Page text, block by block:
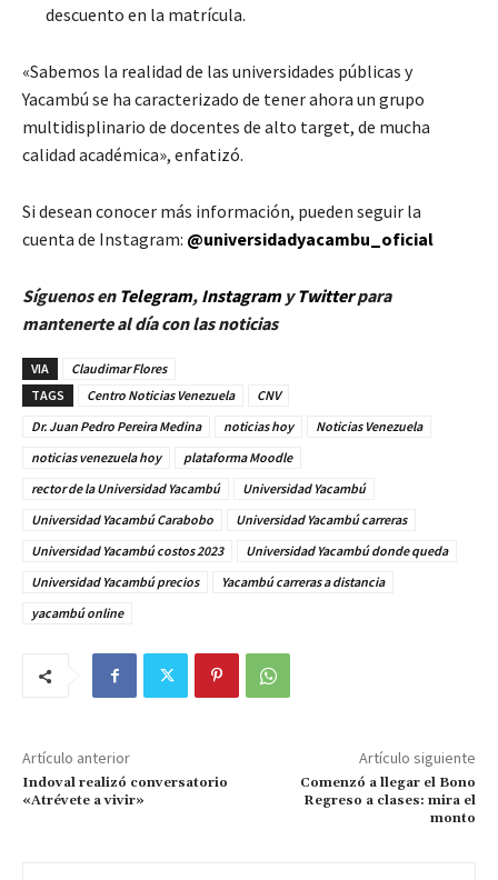
descuento en la matrícula.
«Sabemos la realidad de las universidades públicas y
Yacambú se ha caracterizado de tener ahora un grupo
multidisplinario de docentes de alto target, de mucha
calidad académica», enfatizó.
Si desean conocer más información, pueden seguir la
cuenta de Instagram: @universidadyacambu_oficial
Síguenos en Telegram, InstagramyTwitterpara
mantenerte al día con las noticias
VIA
Claudimar Flores
TAGS
Centro Noticias Venezuela
CNV
Dr. Juan Pedro Pereira Medina
noticias hoy
Noticias Venezuela
noticias venezuela hoy
plataforma Moodle
rector de la Universidad Yacambú
Universidad Yacambú
Universidad Yacambú Carabobo
Universidad Yacambú carreras
Universidad Yacambú costos 2023
Universidad Yacambú donde queda
Universidad Yacambú precios
Yacambú carreras a distancia
yacambú online
Artículo anterior
Indoval realizó conversatorio
«Atrévete a vivir»
Artículo siguiente
Comenzó a llegar el Bono
Regreso a clases: mira el
monto